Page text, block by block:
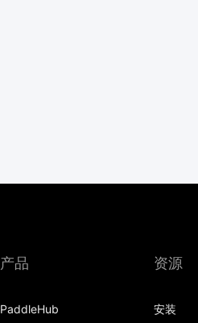
产品
PaddleHub
资源
安装